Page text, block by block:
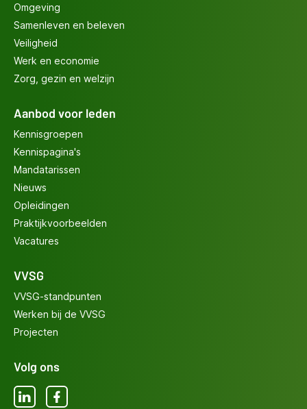
Omgeving
Samenleven en beleven
Veiligheid
Werk en economie
Zorg, gezin en welzijn
Aanbod voor leden
Kennisgroepen
Kennispagina's
Mandatarissen
Nieuws
Opleidingen
Praktijkvoorbeelden
Vacatures
VVSG
VVSG-standpunten
Werken bij de VVSG
Projecten
Volg ons
LinkedInFacebook